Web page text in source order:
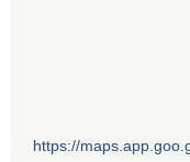
https://